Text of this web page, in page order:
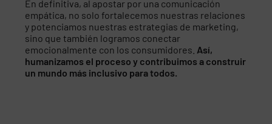
En definitiva, al apostar por una comunicación
empática, no solo fortalecemos nuestras relaciones
y potenciamos nuestras estrategias de marketing,
sino que también logramos conectar
emocionalmente con los consumidores. Así,
humanizamos el proceso y contribuimos a construir
un mundo más inclusivo para todos.